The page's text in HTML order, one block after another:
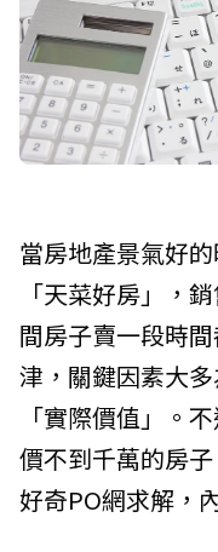
當房地產景氣好
「天菜好房」，
間房子賣一段時
津，關鍵因素大
「實際價值」。
價不到千萬的房
好奇PO網求解，